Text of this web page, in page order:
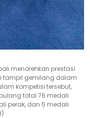
menorehkan prestasi
tampil gemilang dalam
kompetisi tersebut,
total 76 medali
perak, dan 5 medali